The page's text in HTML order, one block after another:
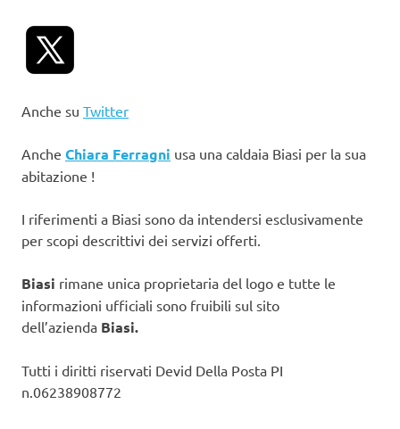
Anche su Twitter
Anche Chiara Ferragni usa una caldaia Biasi per la sua
abitazione !
I riferimenti a Biasi sono da intendersi esclusivamente
per scopi descrittivi dei servizi offerti.
Biasi rimane unica proprietaria del logo e tutte le
informazioni ufficiali sono fruibili sul sito
dell’azienda Biasi.
Tutti i diritti riservati Devid Della Posta PI
n.06238908772